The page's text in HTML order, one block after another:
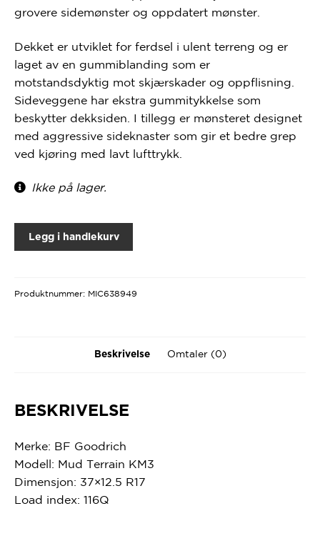
grovere sidemønster og oppdatert mønster.
Dekket er utviklet for ferdsel i ulent terreng og er
laget av en gummiblanding som er
motstandsdyktig mot skjærskader og oppflisning.
Sideveggene har ekstra gummitykkelse som
beskytter dekksiden. I tillegg er mønsteret designet
med aggressive sideknaster som gir et bedre grep
ved kjøring med lavt lufttrykk.
Ikke på lager.
Legg i handlekurv
Produktnummer: MIC638949
Beskrivelse Omtaler (0)
BESKRIVELSE
Merke: BF Goodrich
Modell: Mud Terrain KM3
Dimensjon: 37×12.5 R17
Load index: 116Q